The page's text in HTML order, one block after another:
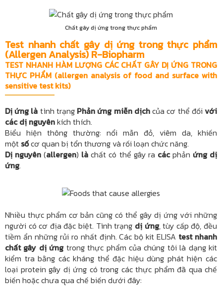
Chất gây dị ứng trong thực phẩm
Test nhanh chất gây dị ứng trong thực phẩm
(Allergen Analysis) R-Biopharm
TEST NHANH HÀM LƯỢNG CÁC CHẤT GÂY DỊ ỨNG TRONG
THỰC PHẨM (allergen analysis of food and surface with
sensitive test kits)
Dị ứng là tình trạng Phản ứng miễn dịchcủa cơ thể đốivới
các dị nguyênkích thích.
Biểu hiện thông thường: nổi mẫn đỏ, viêm da, khiến
một sốcơ quan bị tổn thương và rối loạn chức năng.
Dị nguyên (allergen) là chất có thể gây ra cácphản ứng dị
ứng.
Nhiều thực phẩm cơ bản cũng có thể gây dị ứng với những
người có cơ địa đặc biệt. Tình trạng dị ứng, tùy cấp độ, đều
tiềm ẩn những rủi ro nhất định. Các bộ kit ELISA test nhanh
chất gây dị ứngtrong thực phẩm của chúng tôi là dạng kit
kiểm tra bằng các kháng thể đặc hiệu dùng phát hiện các
loại protein gây dị ứng có trong các thực phẩm đã qua chế
biến hoặc chưa qua chế biến dưới đây: